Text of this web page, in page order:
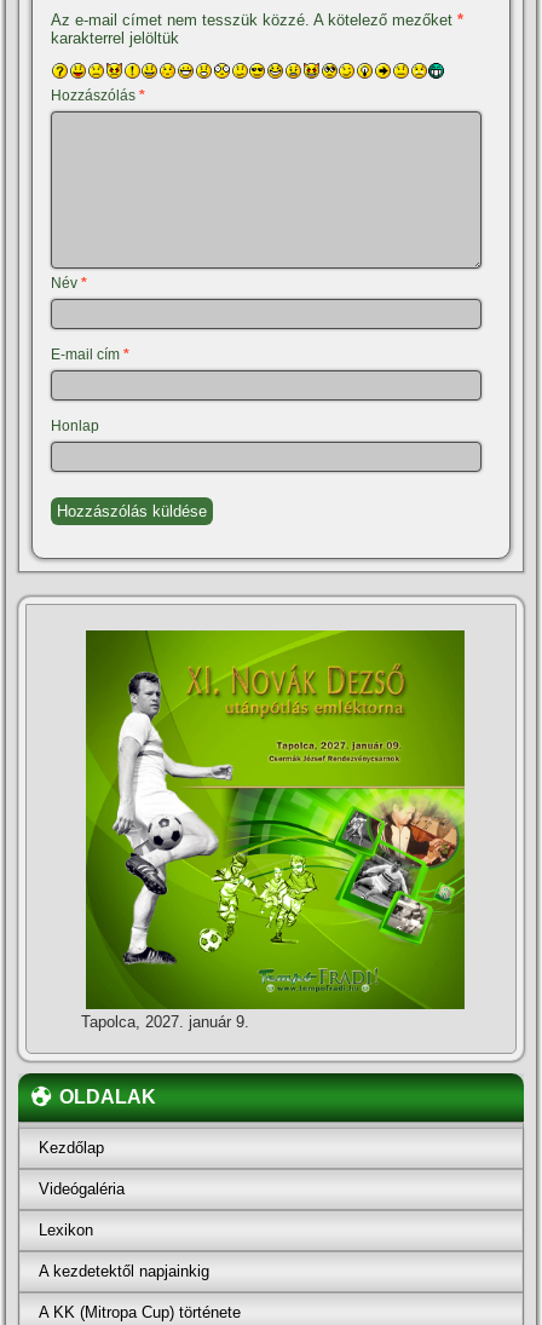
Az e-mail címet nem tesszük közzé. A kötelező mezőket*
karakterrel jelöltük
Hozzászólás*
Név*
E-mail cím*
Honlap
Tapolca, 2027. január 9.
OLDALAK
Kezdőlap
Videógaléria
Lexikon
A kezdetektől napjainkig
A KK (Mitropa Cup) története